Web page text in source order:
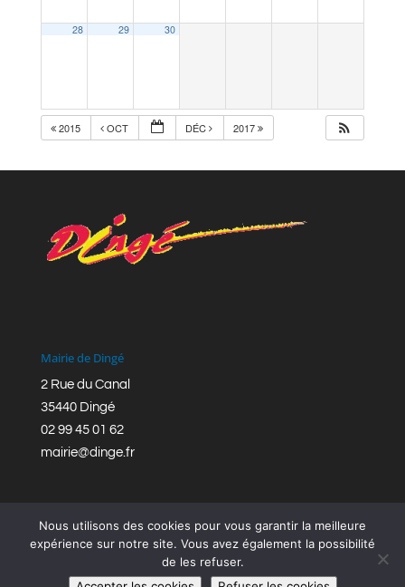
28 29 30
2015 OCT DÉC 2017
Mairie de Dingé
2 Rue du Canal
35440 Dingé
02 99 45 01 62
mairie@dinge.fr
Réalisation © Mairie de Dingé,Bretagne Romantique
Nous utilisons des cookies pour vous garantir la meilleure
expérience sur notre site. Vous avez également la possibilité
de les refuser.